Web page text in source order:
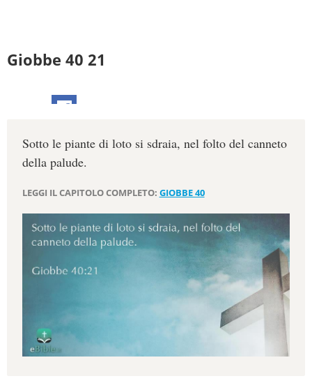
Giobbe 40 21
Sotto le piante di loto si sdraia, nel folto del canneto
della palude.
LEGGI IL CAPITOLO COMPLETO: GIOBBE 40